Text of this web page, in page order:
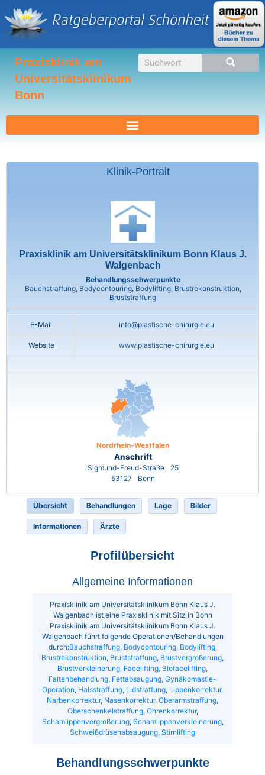
Inhalt
springen
Praxisklinik am
Universitätsklinikum
Bonn
Suche
Klinik-Portrait
Praxisklinik am Universitätsklinikum Bonn Klaus J.
Walgenbach
Behandlungsschwerpunkte
Bauchstraffung, Bodycontouring, Bodylifting, Brustrekonstruktion,
Bruststraffung
E-Mail info@plastische-chirurgie.eu
Website www.plastische-chirurgie.eu
Nordrhein-Westfalen
Anschrift
Sigmund-Freud-Straße
25
53127
Bonn
Übersicht Behandlungen Lage Bilder
Informationen Ärzte
Profilübersicht
Allgemeine Informationen
Praxisklinik am Universitätsklinikum Bonn Klaus J.
Walgenbach ist eine Praxisklinik mit Sitz in Bonn
Praxisklinik am Universitätsklinikum Bonn Klaus J.
Walgenbach führt folgende Operationen/Behandlungen
durch:Bauchstraffung, Bodycontouring, Bodylifting,
Brustrekonstruktion, Bruststraffung, Brustvergrößerung,
Brustverkleinerung, Facelifting, Biofacelifting,
Faltenbehandlung, Fettabsaugung, Gynäkomastie-
Operation, Halsstraffung, Lidstraffung, Lippenkorrektur,
Narbenkorrektur, Nasenkorrektur, Oberarmstraffung,
Oberschenkelstraffung, Ohrenkorrektur,
Schamlippenvergrößerung, Schamlippenverkleinerung,
Schweißdrüsenabsaugung, Stirnlifting
Behandlungsschwerpunkte